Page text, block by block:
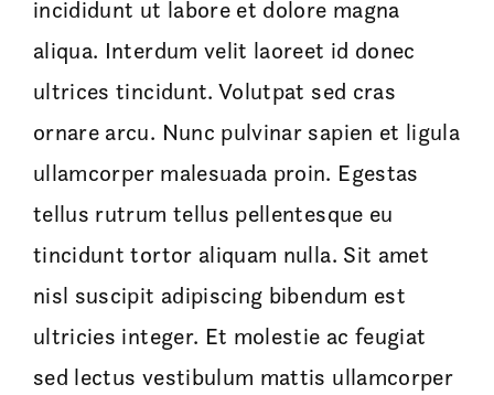
incididunt ut labore et dolore magna
aliqua. Interdum velit laoreet id donec
ultrices tincidunt. Volutpat sed cras
ornare arcu. Nunc pulvinar sapien et ligula
ullamcorper malesuada proin. Egestas
tellus rutrum tellus pellentesque eu
tincidunt tortor aliquam nulla. Sit amet
nisl suscipit adipiscing bibendum est
ultricies integer. Et molestie ac feugiat
sed lectus vestibulum mattis ullamcorper